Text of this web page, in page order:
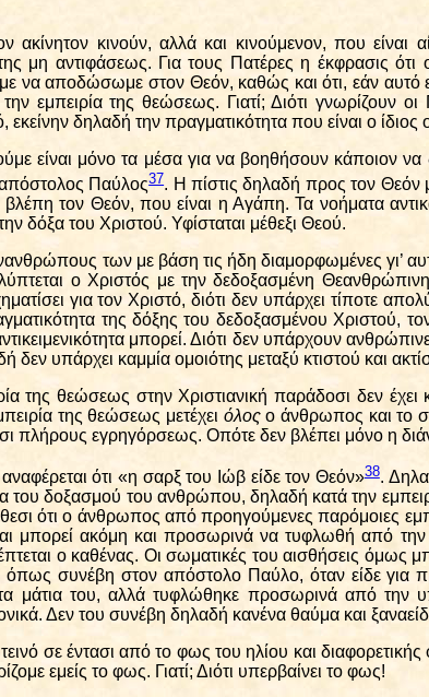
κινούν, αλλά και κινούμενον, που είναι
μη αντιφάσεως. Για τους Πατέρες η έκφρασις ότι
αποδώσωμε στον Θεόν, καθώς και ότι, εάν αυτό
εμπειρία της θεώσεως. Γιατί; Διότι γνωρίζουν
εκείνην δηλαδή την πραγματικότητα που είναι ο ίδιος
είναι μόνο τα μέσα για να βοηθήσουν κάποιον να
απόστολος Παύλος37. Η πίστις δηλαδή προς τον Θεόν
τον Θεόν, που είναι η Αγάπη. Τα νοήματα
δόξα του Χριστού. Υφίσταται μέθεξι Θεού.
των με βάση τις ήδη διαμορφωμένες γι’
ο Χριστός με την δεδοξασμένη
για τον Χριστό, διότι δεν υπάρχει τίποτε
της δόξης του δεδοξασμένου Χριστού,
μπορεί. Διότι δεν υπάρχουν
υπάρχει καμμία ομοιότης μεταξύ κτιστού και
της θεώσεως στην Χριστιανική παράδοσι δεν έχει
της θεώσεως μετέχει όλοςο άνθρωπος και το
πλήρους εγρηγόρσεως. Οπότε δεν βλέπει μόνο η
ότι «η σαρξ του Ιώβ είδε τον Θεόν»38.
του δοξασμού του ανθρώπου, δηλαδή κατά την
ότι ο άνθρωπος από προηγούμενες παρόμοιες
μπορεί ακόμη και προσωρινά να τυφλωθή από
ο καθένας. Οι σωματικές του αισθήσεις όμως
συνέβη στον απόστολο Παύλο, όταν είδε για
μάτια του, αλλά τυφλώθηκε προσωρινά από
Δεν του συνέβη δηλαδή κανένα θαύμα και
σε έντασι από το φως του ηλίου και
εμείς το φως. Γιατί; Διότι υπερβαίνει το φως!